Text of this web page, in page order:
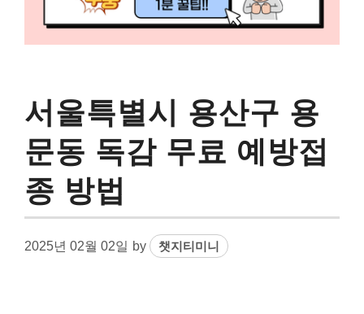
서울특별시 용산구 용
문동 독감 무료 예방접
종 방법
2025년 02월 02일 by 챗지티미니